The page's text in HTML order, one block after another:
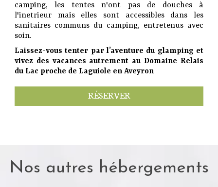
camping, les tentes n'ont pas de douches à
l'inetrieur mais elles sont accessibles dans les
sanitaires communs du camping, entretenus avec
soin.
Laissez-vous tenter par l’aventure du glamping et
vivez des vacances autrement au Domaine Relais
du Lac proche de Laguiole en Aveyron
RÉSERVER
Nos autres hébergements